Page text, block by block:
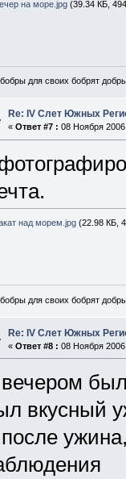
на море.jpg(39.34 КБ,
для своих бобрят
Re: IV Слет Южных
« Ответ #7 : 08 Ноября
над морем.jpg(22.98 КБ,
для своих бобрят
Re: IV Слет Южных
« Ответ #8 : 08 Ноября
вкусный